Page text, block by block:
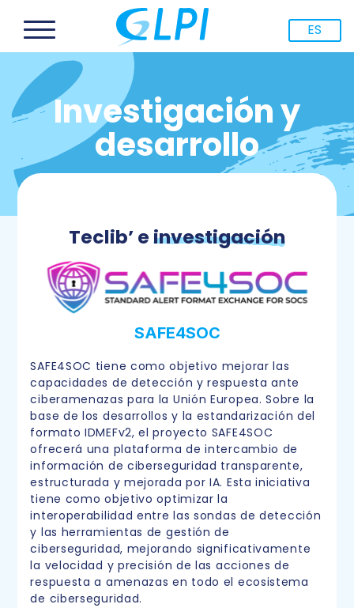
ES
Investigación y
desarrollo
Teclib’ einvestigación
SAFE4SOC
SAFE4SOC tiene como objetivo mejorar las
capacidades de detección y respuesta ante
ciberamenazas para la Unión Europea. Sobre la
base de los desarrollos y la estandarización del
formato IDMEFv2, el proyecto SAFE4SOC
ofrecerá una plataforma de intercambio de
información de ciberseguridad transparente,
estructurada y mejorada por IA. Esta iniciativa
tiene como objetivo optimizar la
interoperabilidad entre las sondas de detección
y las herramientas de gestión de
ciberseguridad, mejorando significativamente
la velocidad y precisión de las acciones de
respuesta a amenazas en todo el ecosistema
de ciberseguridad.